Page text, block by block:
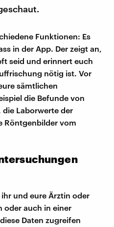
Funktionen: Es
in der App. Der zeigt an,
seid und erinnert euch
nötig ist. Vor
sämtlichen
die Befunde von
Laborwerte der
Röntgenbilder vom
und eure Ärztin oder
oder auch in einer
Daten zugreifen